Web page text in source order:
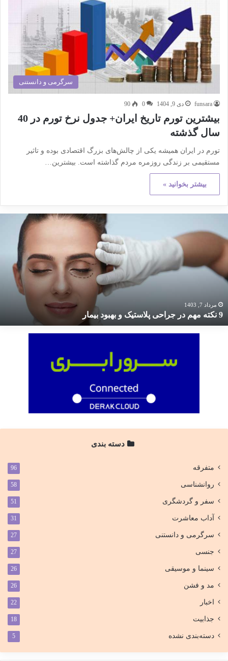
سرگرمی و دانستنی
funsara دی 9, 1404 0
90
بیشترین تورم تاریخ ایران+ جدول نرخ تورم در 40
سال گذشته
تورم در ایران همیشه یکی از چالش‌های بزرگ اقتصادی بوده و تاثیر
مستقیمی بر زندگی روزمره مردم گذاشته است. بیشترین…
بیشتر بخوانید »
مهم
جراحی
پلاستیک
و
بیمارمرداد 7, 1403
9 نکته مهم در جراحی پلاستیک و بهبود بیمار
دسته بندی
متفرقه 96
روانشناسی 58
سفر و گردشگری 51
آداب معاشرت 31
سرگرمی و دانستنی 27
جنسی 27
سینما و موسیقی 26
مد و فشن 26
اخبار 22
جذابیت 18
دسته‌بندی نشده 5